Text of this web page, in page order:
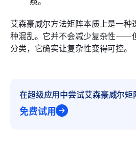
艾森豪威尔方法矩阵本质上是一种
种混乱。它并不会减少复杂性——
分类，它确实让复杂性变得可控。
在超级应用中尝试艾森豪威尔矩
免费试用